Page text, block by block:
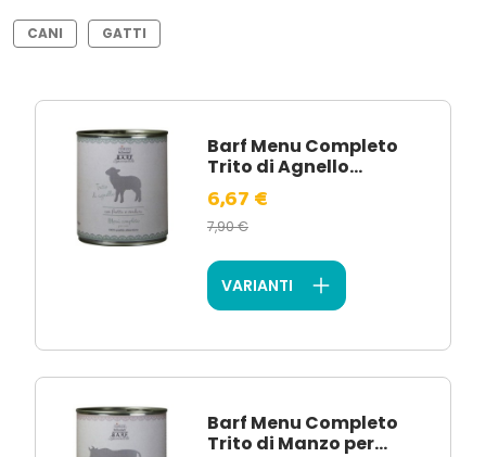
CANI GATTI
Barf Menu Completo
Trito di Agnello...
6,67 €
7,90 €
VARIANTI
Barf Menu Completo
Trito di Manzo per...